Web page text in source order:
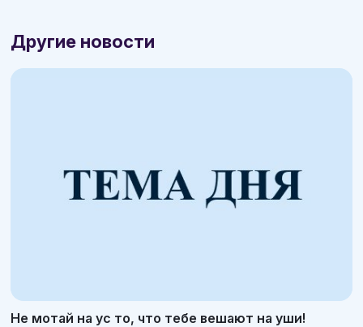
Другие новости
Не мотай на ус то, что тебе вешают на уши!